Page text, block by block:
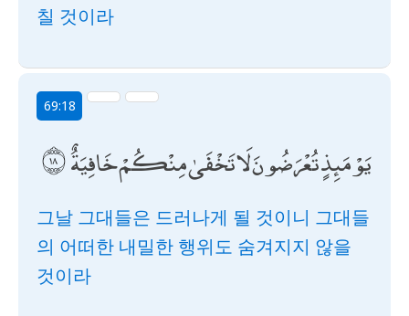
칠 것이라
69:18
يَوْمَئِذٍ تُعْرَضُونَ لَا تَخْفَىٰ مِنْكُمْ خَافِيَةٌ
그날 그대들은 드러나게 될 것이니 그대들
의 어떠한 내밀한 행위도 숨겨지지 않을
것이라